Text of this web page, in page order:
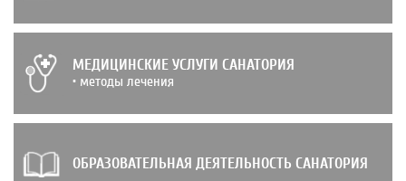
МЕДИЦИНСКИЕ УСЛУГИ САНАТОРИЯ
• методы лечения
ОБРАЗОВАТЕЛЬНАЯ ДЕЯТЕЛЬНОСТЬ САНАТОРИЯ